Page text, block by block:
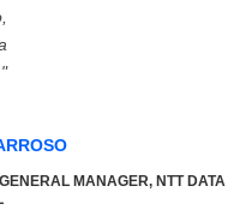
MANAGER, NTT DATA